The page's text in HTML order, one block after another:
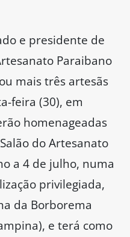
e presidente de
Paraibano
mais três artesãs
feira (30), em
homenageadas
do Artesanato
a 4 de julho, numa
privilegiada,
da Borborema
e terá como